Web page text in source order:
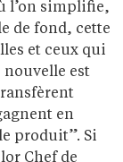
l’on simplifie,
de fond, cette
et ceux qui
nouvelle est
en
produit”. Si
Chef de